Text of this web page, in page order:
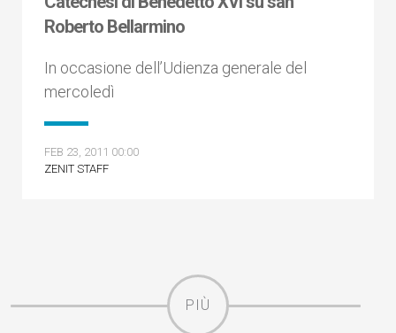
Roberto Bellarmino
In occasione dell’Udienza generale del
mercoledì
FEB 23, 2011 00:00
ZENIT STAFF
PIÙ